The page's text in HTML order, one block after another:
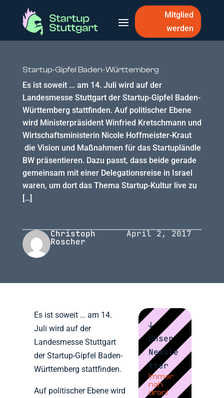
Mitglied
werden
Startup-Gipfel Baden-Württemberg
Es ist soweit ... am 14. Juli wird auf der
Landesmesse Stuttgart der Startup-Gipfel Baden-
Württemberg stattfinden. Auf politischer Ebene
wird Ministerpräsident Winfried Kretschmann und
Wirtschaftsministerin Nicole Hoffmeister-Kraut
die Vision und Maßnahmen für das Startupländle
BW präsentieren. Dazu passt, dass beide gerade
gemeinsam mit einer Delegationsreise in Israel
waren, um dort das Thema Startup-Kultur live zu
[…]
Christoph
Roscher
April 2, 2017
Es ist soweit … am 14.
Juli wird auf der
Landesmesse Stuttgart
der Startup-Gipfel Baden-
Württemberg stattfinden.
Auf politischer Ebene wird
↓
Unser
Newsle
tter
Immer
nah
dran!